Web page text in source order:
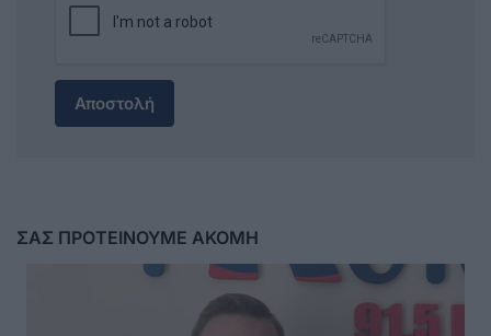
Αποστολή
ΣΑΣ ΠΡΟΤΕΙΝΟΥΜΕ ΑΚΟΜΗ